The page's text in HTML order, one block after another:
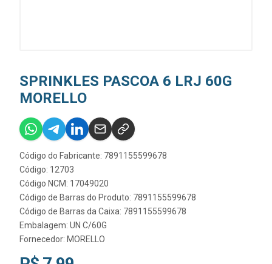
SPRINKLES PASCOA 6 LRJ 60G
MORELLO
Código do Fabricante: 7891155599678
Código: 12703
Código NCM: 17049020
Código de Barras do Produto: 7891155599678
Código de Barras da Caixa: 7891155599678
Embalagem: UN C/60G
Fornecedor: MORELLO